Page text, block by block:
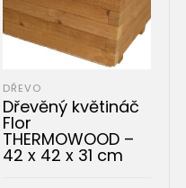
DŘEVO
Dřevěný květináč
Flor
THERMOWOOD –
42 x 42 x 31 cm